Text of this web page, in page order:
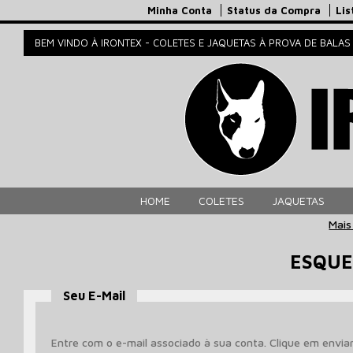
Minha Conta Status da Compra
BEM VINDO À IRONTEX - COLETES E JAQUETAS À PROVA DE BALAS
HOME COLETES
JAQUETAS
Seu E-Mail
Entre com o e-mail associado à sua conta. Clique em